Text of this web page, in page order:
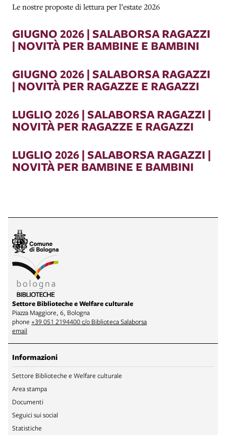
Le nostre proposte di lettura per l’estate 2026
GIUGNO 2026 | SALABORSA RAGAZZI
| NOVITÀ PER BAMBINE E BAMBINI
GIUGNO 2026 | SALABORSA RAGAZZI
| NOVITÀ PER RAGAZZE E RAGAZZI
LUGLIO 2026 | SALABORSA RAGAZZI |
NOVITÀ PER RAGAZZE E RAGAZZI
LUGLIO 2026 | SALABORSA RAGAZZI |
NOVITÀ PER BAMBINE E BAMBINI
Settore Biblioteche e Welfare culturale
Piazza Maggiore, 6, Bologna
phone +39 051 2194400 c/o Biblioteca Salaborsa
email
Informazioni
Settore Biblioteche e Welfare culturale
Area stampa
Documenti
Seguici sui social
Statistiche